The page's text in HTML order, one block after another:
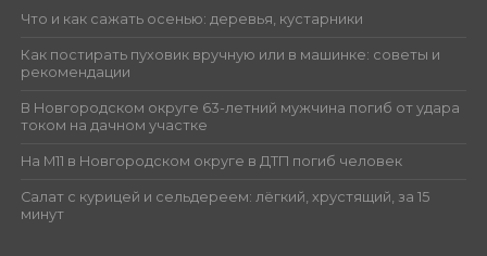
Что и как сажать осенью: деревья, кустарники
Как постирать пуховик вручную или в машинке: советы и
рекомендации
В Новгородском округе 63-летний мужчина погиб от удара
током на дачном участке
На М11 в Новгородском округе в ДТП погиб человек
Салат с курицей и сельдереем: лёгкий, хрустящий, за 15
минут